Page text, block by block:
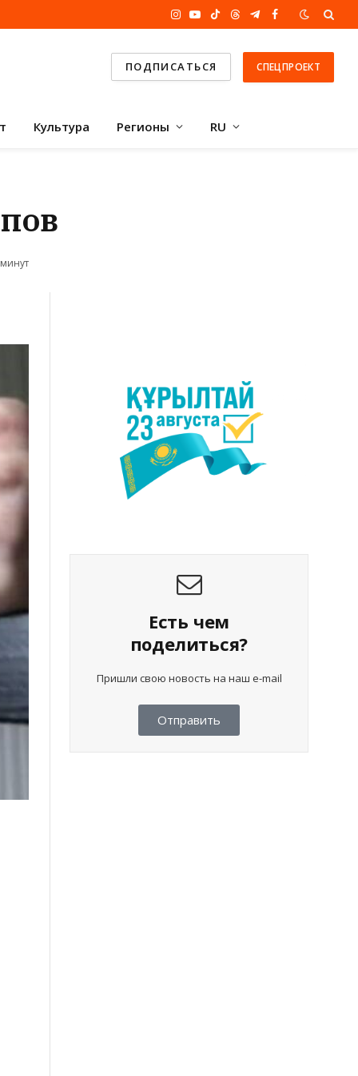
Instagram
YouTube
TikTokThreadsTelegram
Facebook
ПОДПИСАТЬСЯ СПЕЦПРОЕКТ
Культура Регионы RU
Есть чем
поделиться?
Пришли свою новость на наш e-mail
Отправить